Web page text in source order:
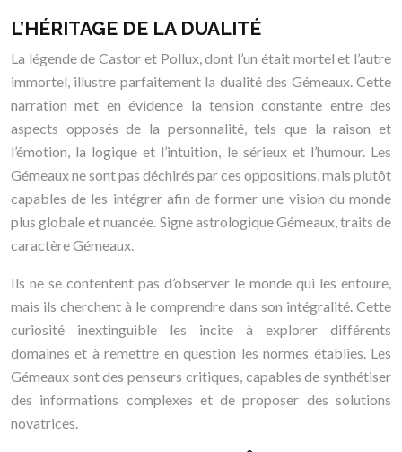
L’HÉRITAGE DE LA DUALITÉ
La légende de Castor et Pollux, dont l’un était mortel et l’autre
immortel, illustre parfaitement la dualité des Gémeaux. Cette
narration met en évidence la tension constante entre des
aspects opposés de la personnalité, tels que la raison et
l’émotion, la logique et l’intuition, le sérieux et l’humour. Les
Gémeaux ne sont pas déchirés par ces oppositions, mais plutôt
capables de les intégrer afin de former une vision du monde
plus globale et nuancée. Signe astrologique Gémeaux, traits de
caractère Gémeaux.
Ils ne se contentent pas d’observer le monde qui les entoure,
mais ils cherchent à le comprendre dans son intégralité. Cette
curiosité inextinguible les incite à explorer différents
domaines et à remettre en question les normes établies. Les
Gémeaux sont des penseurs critiques, capables de synthétiser
des informations complexes et de proposer des solutions
novatrices.